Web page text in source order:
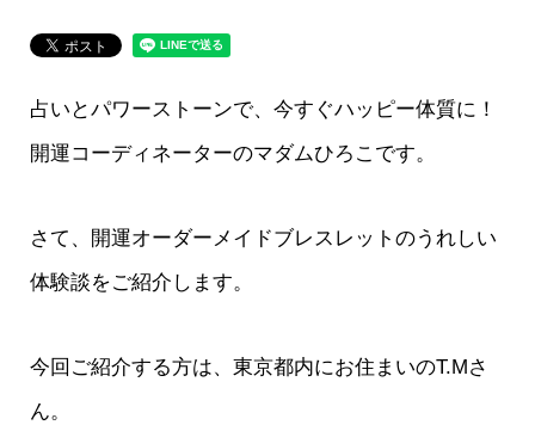
占いとパワーストーンで、今すぐハッピー体質に！
開運コーディネーターのマダムひろこです。
さて、開運オーダーメイドブレスレットのうれしい
体験談をご紹介します。
今回ご紹介する方は、東京都内にお住まいのT.Mさ
ん。